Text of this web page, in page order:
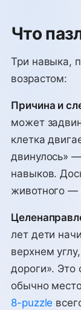
Что
Три навыка,
возрастом:
Причина и
может
клетка
двинулось»
навыков.
животного —
лет дети
верхнем
дороги».
обычно
8-puzzle